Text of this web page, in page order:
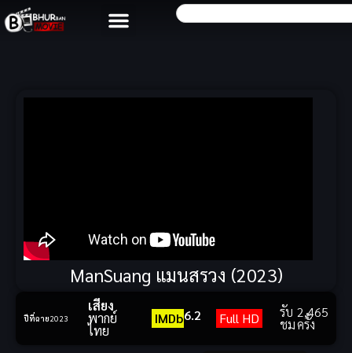
ManSuang แมนสรวง (2023)
ปีที่ฉาย2023
เสียง
พากย์
ไทย
IMDb6.2 Full HD รับ
ชม
2,465
ครั้ง